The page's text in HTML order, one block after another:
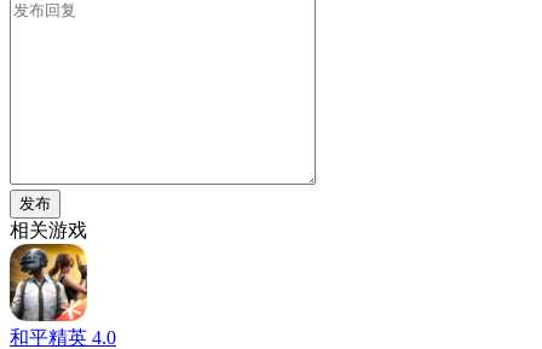
发布
相关游戏
和平精英 4.0